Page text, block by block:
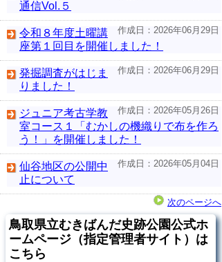
通信Vol.５
作成日：2026年06月29日
令和８年度土曜講
座第１回目を開催しました！
作成日：2026年06月29日
発掘調査がはじま
りました！
作成日：2026年05月26日
ジュニア考古学教
室コース１「むかしの機織りで布を作ろ
う！」を開催しました！
作成日：2026年05月04日
仙谷地区の公開中
止について
次のページへ
鳥取県立むきばんだ史跡公園公式ホ
ームページ（指定管理者サイト）は
こちら